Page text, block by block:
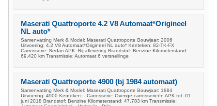
Maserati Quattroporte 4.2 V8 Automaat*Origineel
NL auto*
Samenvatting Merk & Model: Maserati Quattroporte Bouwjaar: 2006
Uitvoering: 4.2 V8 Automaat*Origineel NL auto* Kenteken: 82-TK-FX
Carrosserie: Sedan APK: Bij aflevering Brandstof: Benzine Kilometerstand:
69.420 km Transmissie: Automaat 6 versnellinge
Maserati Quattroporte 4900 (bj 1984 automaat)
Samenvatting Merk & Model: Maserati Quattroporte Bouwjaar: 1984
Uitvoering: 4900 Kenteken: - Carrosserie: Overige carrosserieën APK tot: 01
juni 2018 Brandstof: Benzine Kilometerstand: 47.783 km Transmissie: